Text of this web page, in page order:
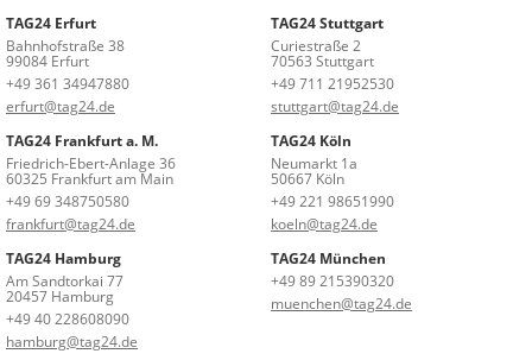
TAG24 Erfurt
Bahnhofstraße 38
99084 Erfurt
+49 361 34947880
erfurt@tag24.de
TAG24 Stuttgart
Curiestraße 2
70563 Stuttgart
+49 711 21952530
stuttgart@tag24.de
TAG24 Frankfurt a. M.
Friedrich-Ebert-Anlage 36
60325 Frankfurt am Main
+49 69 348750580
frankfurt@tag24.de
TAG24 Köln
Neumarkt 1a
50667 Köln
+49 221 98651990
koeln@tag24.de
TAG24 Hamburg
Am Sandtorkai 77
20457 Hamburg
+49 40 228608090
hamburg@tag24.de
TAG24 München
+49 89 215390320
muenchen@tag24.de